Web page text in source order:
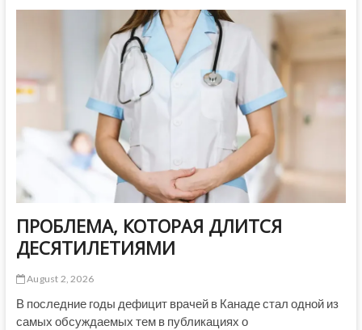
АВГУСТА
2026
(ОБЛОЖКИ)
ПРОБЛЕМА, КОТОРАЯ ДЛИТСЯ
ДЕСЯТИЛЕТИЯМИ
August 2, 2026
В последние годы дефицит врачей в Канаде стал одной из
самых обсуждаемых тем в публикациях о